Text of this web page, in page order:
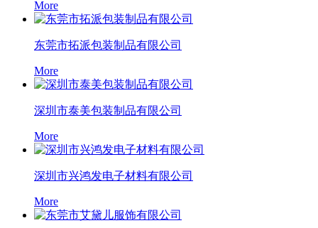
More
东莞市拓派包装制品有限公司
More
深圳市泰美包装制品有限公司
More
深圳市兴鸿发电子材料有限公司
More